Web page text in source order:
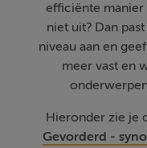
efficiënte manier
niet uit? Dan
niveau aan en
meer vast en
Hieronder zie je
Gevorderd -